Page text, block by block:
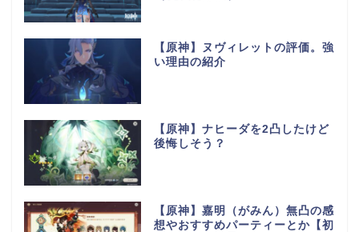
【原神】ヌヴィレットの評価。強
い理由の紹介
【原神】ナヒーダを2凸したけど
後悔しそう？
【原神】嘉明（がみん）無凸の感
想やおすすめパーティーとか【初